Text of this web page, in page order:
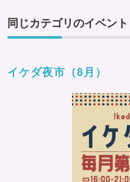
同じカテゴリのイベント
イケダ夜市（8月）